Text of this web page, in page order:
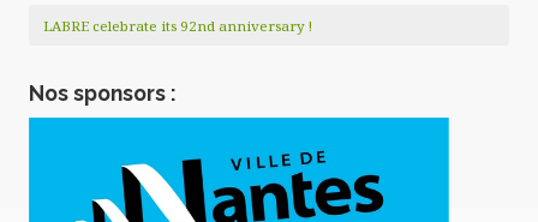
LABRE celebrate its 92nd anniversary !
Nos sponsors :